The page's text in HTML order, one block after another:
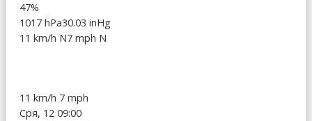
47%
1017 hPa30.03 inHg
11 km/h N7 mph N
11 km/h 7 mph
Сря, 12 09:00